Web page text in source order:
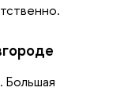
Большая